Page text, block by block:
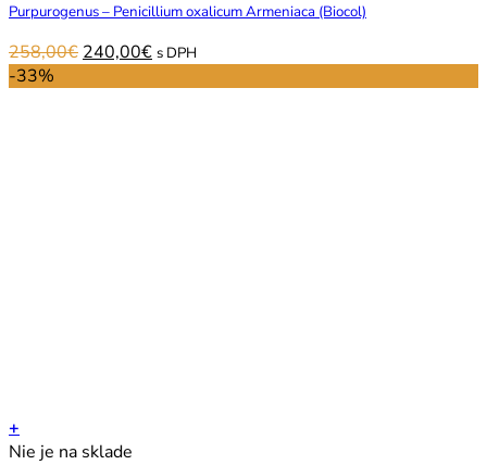
Purpurogenus – Penicillium oxalicum Armeniaca (Biocol)
258,00€ Original
240,00€Current
s DPH
-33%
+
Nie je na sklade